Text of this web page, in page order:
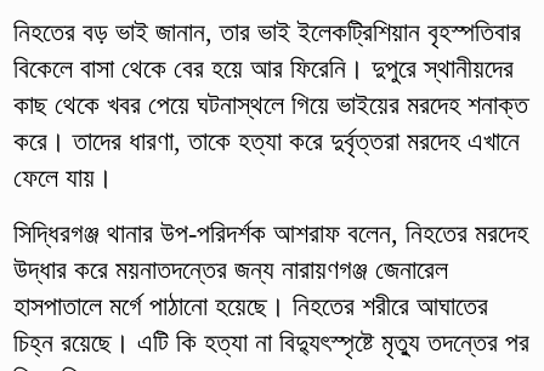
নিহতের বড় ভাই জানান, তার ভাই ইলেকট্রিশিয়ান বৃহস্পতিবার
বিকেলে বাসা থেকে বের হয়ে আর ফিরেনি। দুপুরে স্থানীয়দের
কাছ থেকে খবর পেয়ে ঘটনাস্থলে গিয়ে ভাইয়ের মরদেহ শনাক্ত
করে। তাদের ধারণা, তাকে হত্যা করে দুর্বৃত্তরা মরদেহ এখানে
ফেলে যায়।
সিদ্ধিরগঞ্জ থানার উপ-পরিদর্শক আশরাফ বলেন, নিহতের মরদেহ
উদ্ধার করে ময়নাতদন্তের জন্য নারায়ণগঞ্জ জেনারেল
হাসপাতালে মর্গে পাঠানো হয়েছে। নিহতের শরীরে আঘাতের
চিহ্ন রয়েছে। এটি কি হত্যা না বিদ্যুৎস্পৃষ্টে মৃত্যু তদন্তের পর